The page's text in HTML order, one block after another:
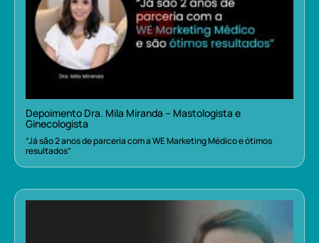
Depoimento Dra. Mila Miranda – Mastologista e
Ginecologista
“Já são 2 anos de parceria com a WE Marketing Médico e ótimos
resultados”